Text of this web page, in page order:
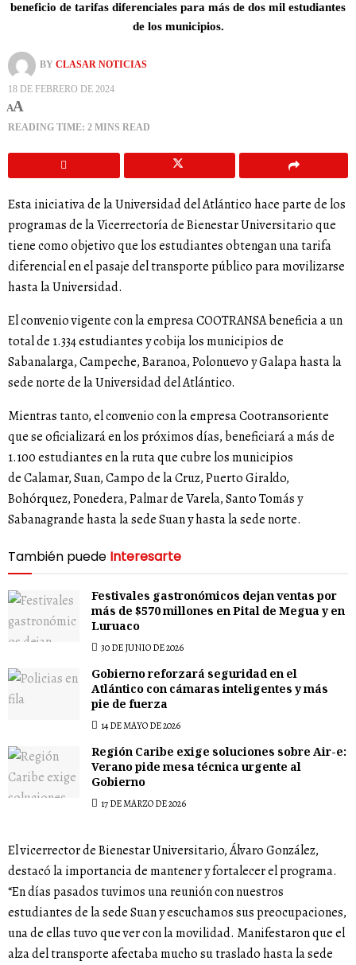
beneficio de tarifas diferenciales para más de dos mil estudiantes
de los municipios.
BY CLASAR NOTICIAS
18 DE FEBRERO DE 2024
AA
READING TIME: 2 MINS READ
Esta iniciativa de la Universidad del Atlántico hace parte de los
programas de la Vicerrectoría de Bienestar Universitario que
tiene como objetivo que los estudiantes obtengan una tarifa
diferencial en el pasaje del transporte público para movilizarse
hasta la Universidad.
El convenio vigente con la empresa COOTRANSA beneficia a un
total de 1.334 estudiantes y cobija los municipios de
Sabanalarga, Campeche, Baranoa, Polonuevo y Galapa hasta la
sede norte de la Universidad del Atlántico.
Mientras tanto, el convenio con la empresa Cootransoriente
que se oficializará en los próximos días, beneficiará a más de
1.100 estudiantes en la ruta que cubre los municipios
de Calamar, Suan, Campo de la Cruz, Puerto Giraldo,
Bohórquez, Ponedera, Palmar de Varela, Santo Tomás y
Sabanagrande hasta la sede Suan y hasta la sede norte.
También puede Interesarte
Festivales gastronómicos dejan ventas por
más de $570 millones en Pital de Megua y en
Luruaco
30 DE JUNIO DE 2026
Gobierno reforzará seguridad en el
Atlántico con cámaras inteligentes y más
pie de fuerza
14 DE MAYO DE 2026
Región Caribe exige soluciones sobre Air-e:
Verano pide mesa técnica urgente al
Gobierno
17 DE MARZO DE 2026
El vicerrector de Bienestar Universitario, Álvaro González,
destacó la importancia de mantener y fortalecer el programa.
“En días pasados tuvimos una reunión con nuestros
estudiantes de la sede Suan y escuchamos sus preocupaciones,
una de ellas tuvo que ver con la movilidad. Manifestaron que el
alza del transporte afectaba mucho su traslado hasta la sede